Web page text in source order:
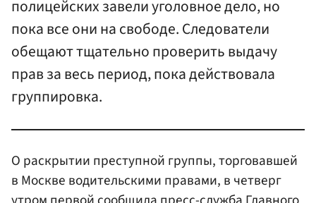
полицейских завели уголовное дело, но
пока все они на свободе. Следователи
обещают тщательно проверить выдачу
прав за весь период, пока действовала
группировка.
О раскрытии преступной группы, торговавшей
в Москве водительскими правами, в четверг